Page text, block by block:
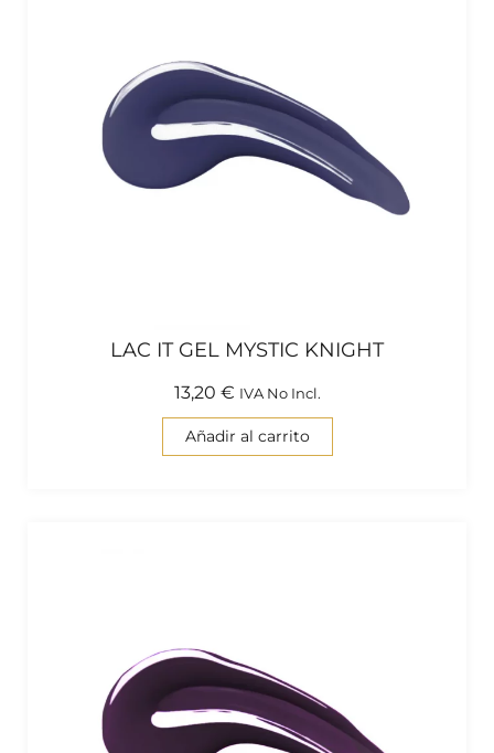
LAC IT GEL MYSTIC KNIGHT
13,20 € IVA No Incl.
Añadir al carrito